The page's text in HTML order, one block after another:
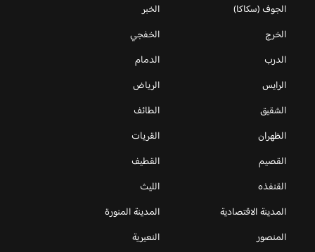
الجوف (سكاكا)
الخبر
الخرج
الخفجي
الدرب
الدمام
الرايس
الرياض
الشقيق
الطائف
الظهران
القريات
القصيم
القطيف
القنفذه
الليث
المدينة الاقتصادية
المدينة المنورة
المنصور
النعيرية